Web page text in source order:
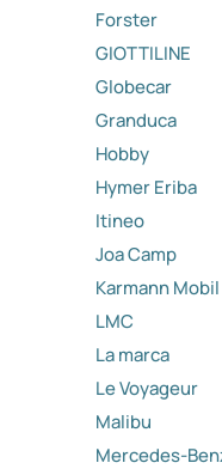
Forster
GIOTTILINE
Globecar
Granduca
Hobby
Hymer Eriba
Itineo
Joa Camp
Karmann Mobil
LMC
La marca
Le Voyageur
Malibu
Mercedes-